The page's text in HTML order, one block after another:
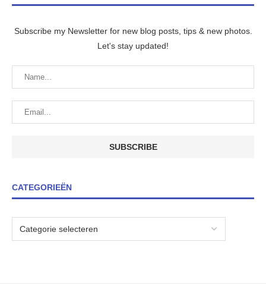
Subscribe my Newsletter for new blog posts, tips & new photos.
Let's stay updated!
CATEGORIEËN